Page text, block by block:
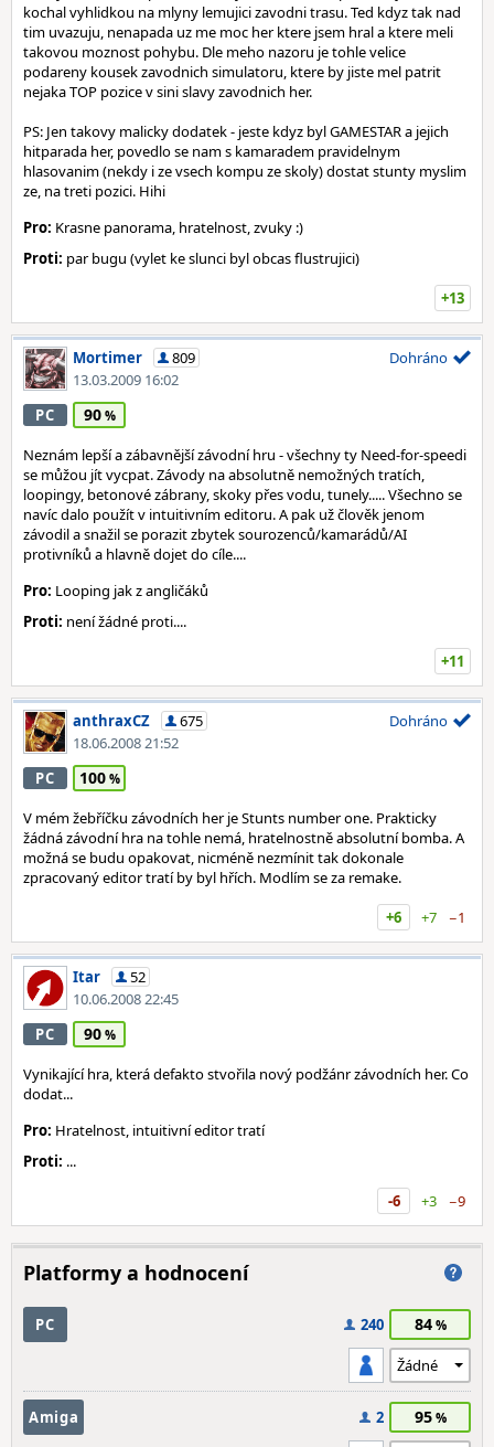
kochal vyhlidkou na mlyny lemujici zavodni trasu. Ted kdyz tak nad
tim uvazuju, nenapada uz me moc her ktere jsem hral a ktere meli
takovou moznost pohybu. Dle meho nazoru je tohle velice
podareny kousek zavodnich simulatoru, ktere by jiste mel patrit
nejaka TOP pozice v sini slavy zavodnich her.
PS: Jen takovy malicky dodatek - jeste kdyz byl GAMESTAR a jejich
hitparada her, povedlo se nam s kamaradem pravidelnym
hlasovanim (nekdy i ze vsech kompu ze skoly) dostat stunty myslim
ze, na treti pozici. Hihi
Pro: Krasne panorama, hratelnost, zvuky :)
Proti: par bugu (vylet ke slunci byl obcas flustrujici)
+13
Mortimer
809
13.03.2009 16:02
Dohráno
PC 90
Neznám lepší a zábavnější závodní hru - všechny ty Need-for-speedi
se můžou jít vycpat. Závody na absolutně nemožných tratích,
loopingy, betonové zábrany, skoky přes vodu, tunely..... Všechno se
navíc dalo použít v intuitivním editoru. A pak už člověk jenom
závodil a snažil se porazit zbytek sourozenců/kamarádů/AI
protivníků a hlavně dojet do cíle....
Pro: Looping jak z angličáků
Proti: není žádné proti....
+11
anthraxCZ
675
18.06.2008 21:52
Dohráno
PC 100
V mém žebříčku závodních her je Stunts number one. Prakticky
žádná závodní hra na tohle nemá, hratelnostně absolutní bomba. A
možná se budu opakovat, nicméně nezmínit tak dokonale
zpracovaný editor tratí by byl hřích. Modlím se za remake.
+6
+7 −1
Itar
52
10.06.2008 22:45
PC
90
Vynikající hra, která defakto stvořila nový podžánr závodních her. Co
dodat...
Pro: Hratelnost, intuitivní editor tratí
Proti: ...
-6
+3 −9
Platformy a hodnocení
PC 240 84
Amiga 2 95